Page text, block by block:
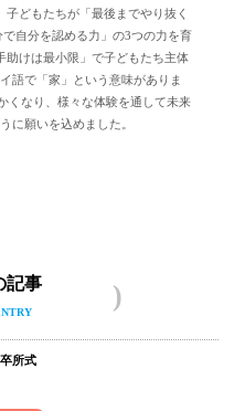
どもたちが「最後までやり抜く
自分を認める力」の3つの力を育
助けは最小限」で子どもたち主体
語で「家」という意味がありま
くなり、様々な体験を通して未来
に願いを込めました。
記事
所式